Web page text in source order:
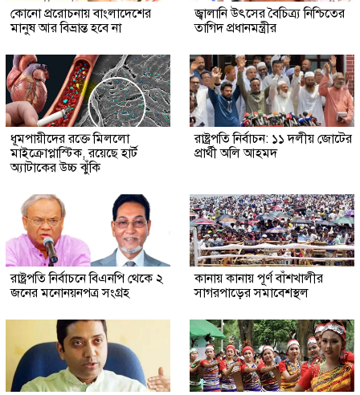
কোনো প্ররোচনায় বাংলাদেশের
মানুষ আর বিভ্রান্ত হবে না
জ্বালানি উৎসের বৈচিত্র্য নিশ্চিতের
তাগিদ প্রধানমন্ত্রীর
ধূমপায়ীদের রক্তে মিললো
মাইক্রোপ্লাস্টিক, রয়েছে হার্ট
অ্যাটাকের উচ্চ ঝুঁকি
রাষ্ট্রপতি নির্বাচন: ১১ দলীয় জোটের
প্রার্থী অলি আহমদ
রাষ্ট্রপতি নির্বাচনে বিএনপি থেকে ২
জনের মনোনয়নপত্র সংগ্রহ
কানায় কানায় পূর্ণ বাঁশখালীর
সাগরপাড়ের সমাবেশস্থল